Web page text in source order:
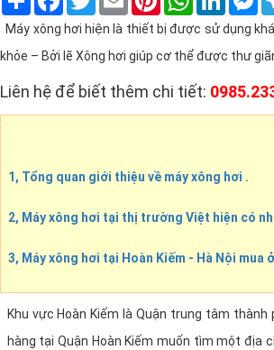
Máy xông hơi hiện là thiết bị được sử dụng
khỏe – Bởi lẽ Xông hơi giúp cơ thể được thư
Liên hệ để biết thêm chi tiết:
1, Tổng quan giới thiệu về máy xông hơi .
2, Máy xông hơi tại thị trường Việt hiện có
3, Máy xông hơi tại Hoàn Kiếm - Hà Nội mua
Khu vực Hoàn Kiếm là Quận trung tâm
hàng tại Quận Hoàn Kiếm muốn tìm một địa